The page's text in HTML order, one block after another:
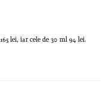
lei, iar cele de 30 ml 94 lei.